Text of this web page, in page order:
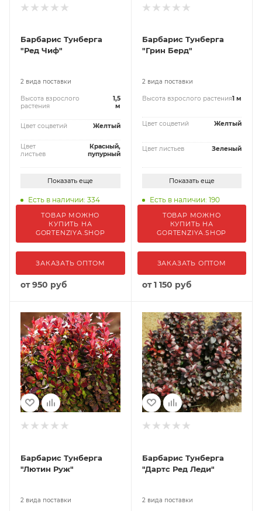
Барбарис Тунберга
"Ред Чиф"
2 вида поставки
Высота взрослого
растения
1,5
м
Цвет соцветий Желтый
Цвет
листьев
Красный,
пупурный
Показать еще
Есть в наличии: 334
ТОВАР МОЖНО
КУПИТЬ НА
GORTENZIYA.SHOP
ЗАКАЗАТЬ ОПТОМ
от950 руб
Барбарис Тунберга
"Грин Берд"
2 вида поставки
Высота взрослого растения1 м
Цвет соцветий Желтый
Цвет листьев Зеленый
Показать еще
Есть в наличии: 190
ТОВАР МОЖНО
КУПИТЬ НА
GORTENZIYA.SHOP
ЗАКАЗАТЬ ОПТОМ
от1 150 руб
Барбарис Тунберга
"Лютин Руж"
2 вида поставки
Барбарис Тунберга
"Дартс Ред Леди"
2 вида поставки